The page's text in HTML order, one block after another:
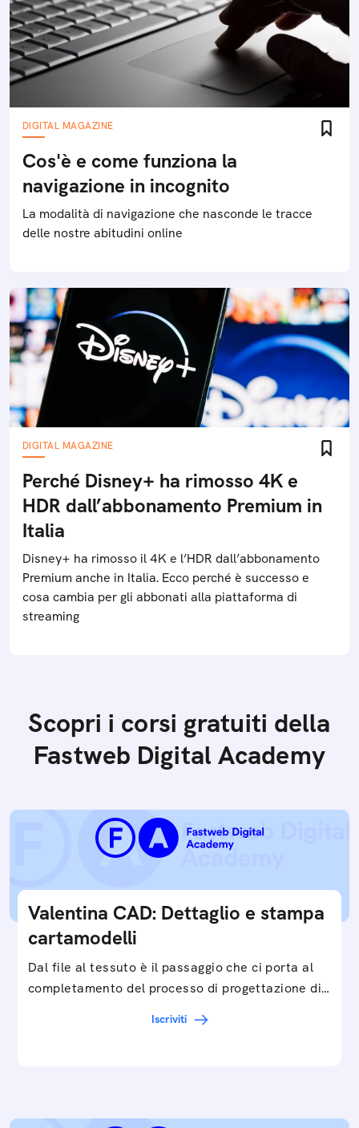
DIGITAL MAGAZINE
Cos'è e come funziona la
navigazione in incognito
La modalità di navigazione che nasconde le tracce
delle nostre abitudini online
DIGITAL MAGAZINE
Perché Disney+ ha rimosso 4K e
HDR dall’abbonamento Premium in
Italia
Disney+ ha rimosso il 4K e l’HDR dall’abbonamento
Premium anche in Italia. Ecco perché è successo e
cosa cambia per gli abbonati alla piattaforma di
streaming
Scopri i corsi gratuiti della
Fastweb Digital Academy
Valentina CAD: Dettaglio e stampa
cartamodelli
Dal file al tessuto è il passaggio che ci porta al
completamento del processo di progettazione di
Iscriviti